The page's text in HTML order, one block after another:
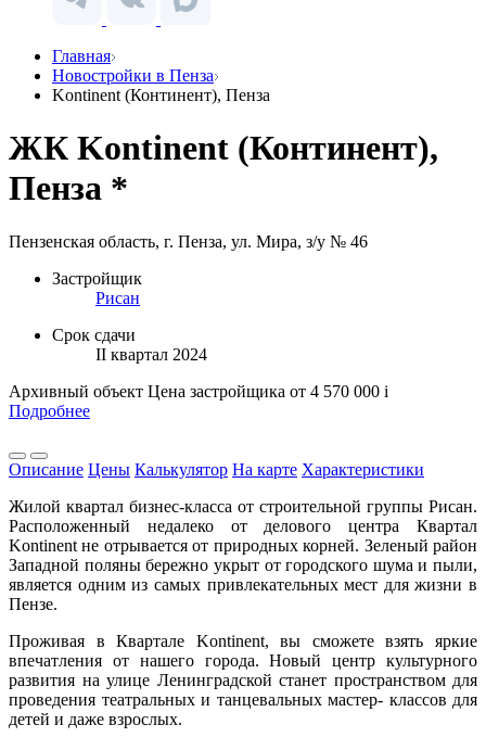
Главная
Новостройки в Пенза
Kontinent (Континент), Пенза
ЖК Kontinent (Континент),
Пенза *
Пензенская область, г. Пенза, ул. Мира, з/у № 46
Застройщик
Рисан
Срок сдачи
II квартал 2024
Архивный объект Цена застройщика от 4 570 000 i
Подробнее
Описание Цены Калькулятор На карте Характеристики
Жилой квартал бизнес-класса от строительной группы Рисан.
Расположенный недалеко от делового центра Квартал
Kontinent не отрывается от природных корней. Зеленый район
Западной поляны бережно укрыт от городского шума и пыли,
является одним из самых привлекательных мест для жизни в
Пензе.
Проживая в Квартале Kontinent, вы сможете взять яркие
впечатления от нашего города. Новый центр культурного
развития на улице Ленинградской станет пространством для
проведения театральных и танцевальных мастер- классов для
детей и даже взрослых.